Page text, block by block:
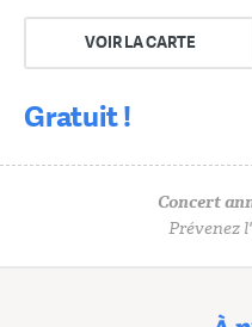
VOIR LA CARTE
Gratuit !
Concert
Prévenez